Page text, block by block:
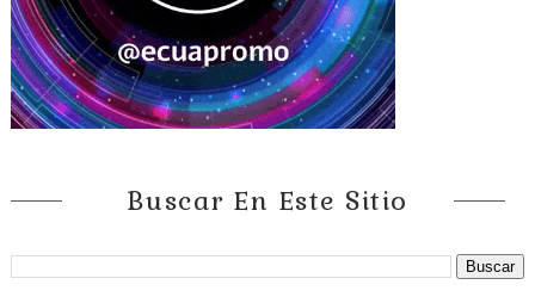
Buscar En Este Sitio